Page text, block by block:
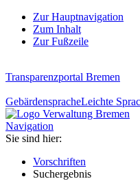
Zur Hauptnavigation
Zum Inhalt
Zur Fußzeile
Transparenzportal Bremen
GebärdenspracheLeichte
Navigation
Sie sind hier:
Vorschriften
Suchergebnis